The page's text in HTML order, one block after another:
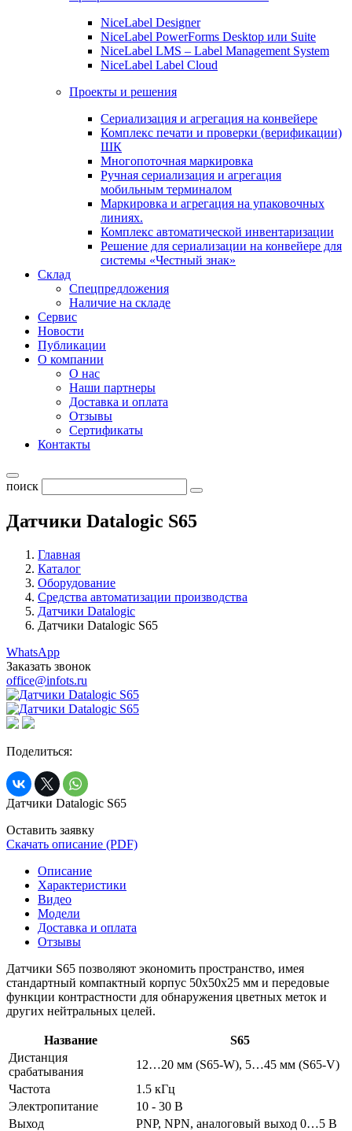
NiceLabel Designer
NiceLabel PowerForms Desktop или Suite
NiceLabel LMS – Label Management System
NiceLabel Label Cloud
Проекты и решения
Сериализация и агрегация на конвейере
Комплекс печати и проверки (верификации)
ШК
Многопоточная маркировка
Ручная сериализация и агрегация
мобильным терминалом
Маркировка и агрегация на упаковочных
линиях.
Комплекс автоматической инвентаризации
Решение для сериализации на конвейере для
системы «Честный знак»
Склад
Спецпредложения
Наличие на складе
Сервис
Новости
Публикации
О компании
О нас
Наши партнеры
Доставка и оплата
Отзывы
Сертификаты
Контакты
поиск
Датчики Datalogic S65
Главная
Каталог
Оборудование
Средства автоматизации производства
Датчики Datalogic
Датчики Datalogic S65
WhatsApp
Заказать звонок
office@infots.ru
Поделиться:
Датчики Datalogic S65
Оставить заявку
Скачать описание (PDF)
Описание
Характеристики
Видео
Модели
Доставка и оплата
Отзывы
Датчики S65 позволяют экономить пространство, имея
стандартный компактный корпус 50x50x25 мм и передовые
функции контрастности для обнаружения цветных меток и
других нейтральных целей.
Название
S65
Дистанция
срабатывания
12…20 мм (S65-W), 5…45 мм (S65-V)
Частота
1.5 кГц
Электропитание
10 - 30 В
Выход
PNP, NPN, аналоговый выход 0…5 В